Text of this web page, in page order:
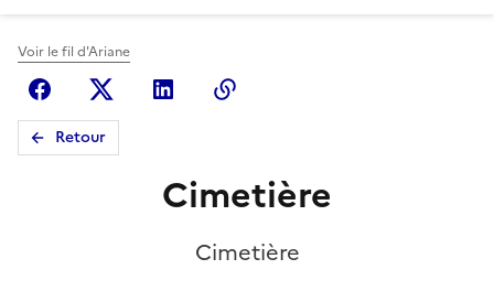
Voir le fil d'Ariane
FacebookX (anciennement Twitter)
Linkedin
Retour
Cimetière
Cimetière